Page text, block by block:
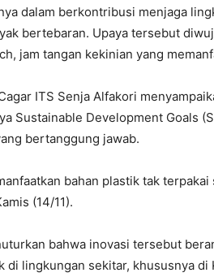
dalam berkontribusi menjaga
bertebaran. Upaya tersebut
jam tangan kekinian yang
ITS Senja Alfakori
Sustainable Development Goals
bertanggung jawab.
bahan plastik tak
(14/11).
bahwa inovasi tersebut
di lingkungan sekitar, khususnya di